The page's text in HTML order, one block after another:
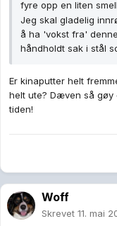
fyre opp en liten
Jeg skal gladelig
å ha 'vokst fra'
håndholdt sak i stål
Er kinaputter helt
helt ute? Dæven så
tiden!
Woff
Skrevet 11. mai